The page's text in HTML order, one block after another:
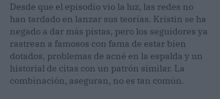
Desde que el episodio vio la luz, las redes no
han tardado en lanzar sus teorías. Kristin se ha
negado a dar más pistas, pero los seguidores ya
rastrean a famosos con fama de estar bien
dotados, problemas de acné en la espalda y un
historial de citas con un patrón similar. La
combinación, aseguran, no es tan común.